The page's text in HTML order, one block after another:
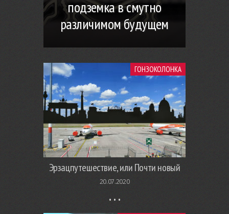
подземка в смутно
различимом будущем
ГОНЗОКОЛОНКА
Эрзацпутешествие, или Почти новый
20.07.2020